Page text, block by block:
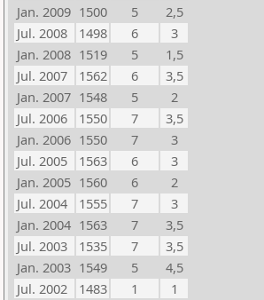
Jan. 2009 1500 5
2,5
Jul. 2008
1498 6
3
Jan. 2008 1519 5
1,5
Jul. 2007
1562 6
3,5
Jan. 2007 1548 5
2
Jul. 2006
1550 7
3,5
Jan. 2006 1550 7
3
Jul. 2005
1563 6
3
Jan. 2005 1560 6
2
Jul. 2004
1555 7
3
Jan. 2004 1563 7
3,5
Jul. 2003
1535 7
3,5
Jan. 2003 1549 5
4,5
Jul. 2002
1483 1
1